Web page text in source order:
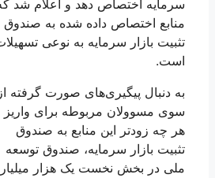
سرمایه اختصاص دهد و اعلام شد که
منابع اختصاص داده شده به صندوق
تثبیت بازار سرمایه به نوعی تسهیلات
است.
به دنبال پیگیری‌های صورت گرفته از
سوی مسوولان مربوطه برای واریز
هر چه زودتر این منابع به صندوق
تثبیت بازار سرمایه، صندوق توسعه
ملی در بخش نخست یک هزار میلیارد